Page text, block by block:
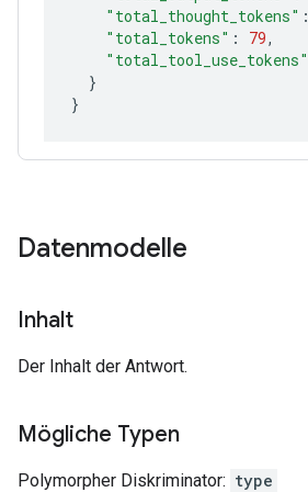
"total_thought_tokens" :
"total_tokens" : 79
"total_tool_use_tokens"
}
}
Datenmodelle
Inhalt
Der Inhalt der Antwort.
Mögliche Typen
Polymorpher Diskriminator: type